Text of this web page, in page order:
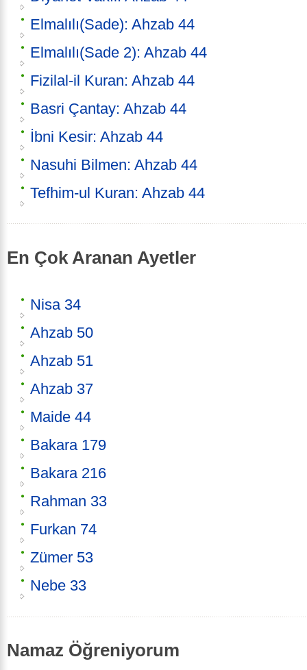
Elmalılı(Sade): Ahzab 44
Elmalılı(Sade 2): Ahzab 44
Fizilal-il Kuran: Ahzab 44
Basri Çantay: Ahzab 44
İbni Kesir: Ahzab 44
Nasuhi Bilmen: Ahzab 44
Tefhim-ul Kuran: Ahzab 44
En Çok Aranan Ayetler
Nisa 34
Ahzab 50
Ahzab 51
Ahzab 37
Maide 44
Bakara 179
Bakara 216
Rahman 33
Furkan 74
Zümer 53
Nebe 33
Namaz Öğreniyorum